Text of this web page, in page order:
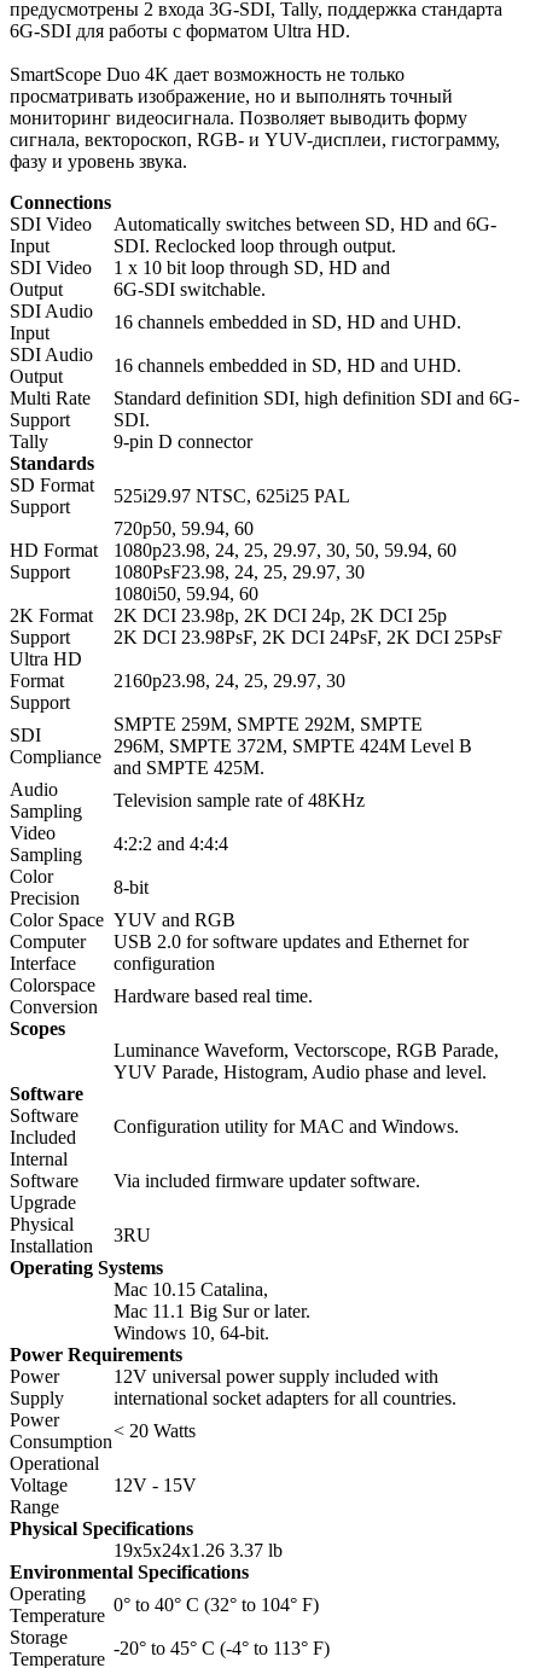
предусмотрены 2 входа 3G-SDI, Tally, поддержка стандарта
6G-SDI для работы с форматом Ultra HD.
SmartScope Duo 4K дает возможность не только
просматривать изображение, но и выполнять точный
мониторинг видеосигнала. Позволяет выводить форму
сигнала, вектороскоп, RGB- и YUV-дисплеи, гистограмму,
фазу и уровень звука.
Connections
SDI Video
Input
Automatically switches between SD, HD and 6G-
SDI. Reclocked loop through output.
SDI Video
Output
1 x 10 bit loop through SD, HD and
6G-SDI switchable.
SDI Audio
Input
16 channels embedded in SD, HD and UHD.
SDI Audio
Output
16 channels embedded in SD, HD and UHD.
Multi Rate
Support
Standard definition SDI, high definition SDI and 6G-
SDI.
Tally
9-pin D connector
Standards
SD Format
Support
525i29.97 NTSC, 625i25 PAL
HD Format
Support
720p50, 59.94, 60
1080p23.98, 24, 25, 29.97, 30, 50, 59.94, 60
1080PsF23.98, 24, 25, 29.97, 30
1080i50, 59.94, 60
2K Format
Support
2K DCI 23.98p, 2K DCI 24p, 2K DCI 25p
2K DCI 23.98PsF, 2K DCI 24PsF, 2K DCI 25PsF
Ultra HD
Format
Support
2160p23.98, 24, 25, 29.97, 30
SDI
Compliance
SMPTE 259M, SMPTE 292M, SMPTE
296M, SMPTE 372M, SMPTE 424M Level B
and SMPTE 425M.
Audio
Sampling
Television sample rate of 48KHz
Video
Sampling
4:2:2 and 4:4:4
Color
Precision
8-bit
Color Space YUV and RGB
Computer
Interface
USB 2.0 for software updates and Ethernet for
configuration
Colorspace
Conversion
Hardware based real time.
Scopes
Luminance Waveform, Vectorscope, RGB Parade,
YUV Parade, Histogram, Audio phase and level.
Software
Software
Included
Configuration utility for MAC and Windows.
Internal
Software
Upgrade
Via included firmware updater software.
Physical
Installation
3RU
Operating Systems
Mac 10.15 Catalina,
Mac 11.1 Big Sur or later.
Windows 10, 64-bit.
Power Requirements
Power
Supply
12V universal power supply included with
international socket adapters for all countries.
Power
Consumption
< 20 Watts
Operational
Voltage
Range
12V - 15V
Physical Specifications
19х5х24х1.26 3.37 lb
Environmental Specifications
Operating
Temperature
0° to 40° C (32° to 104° F)
Storage
Temperature
-20° to 45° C (-4° to 113° F)